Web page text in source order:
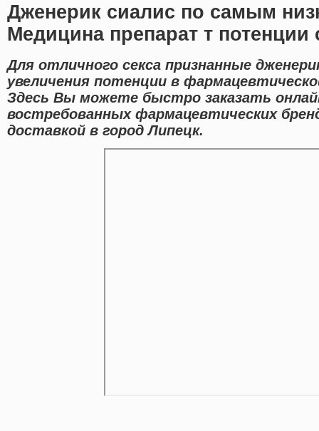
Дженерик сиалис по самым
Медицина препарат т потенции
Для отличного секса признанные
увеличения потенции в
Здесь Вы можете быстро заказать
востребованных фармацевтических
доставкой в город Липецк.